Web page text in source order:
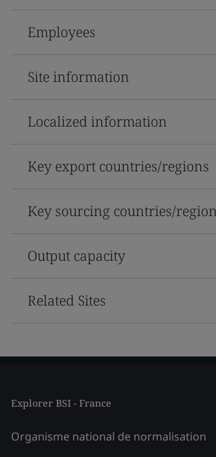
Employees
Site information
Localized information
Key export countries/regions
Key sourcing countries/
Output capacity
Related Sites
Explorer BSI - France
Organisme national de normalisation